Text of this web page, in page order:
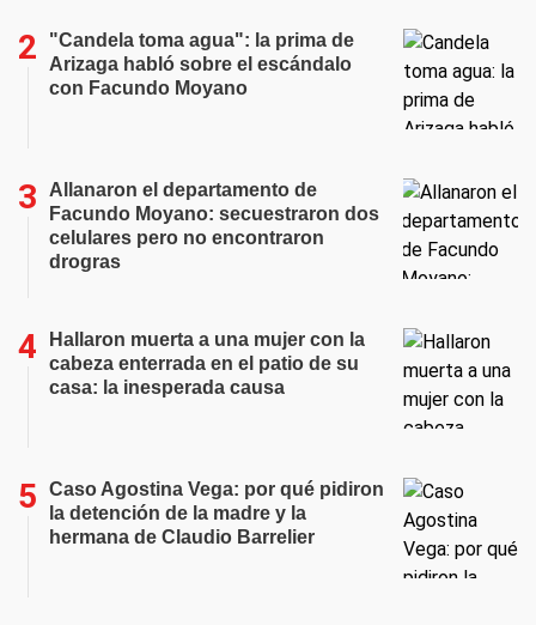
"Candela toma agua": la prima de
Arizaga habló sobre el escándalo
con Facundo Moyano
Allanaron el departamento de
Facundo Moyano: secuestraron dos
celulares pero no encontraron
drogras
Hallaron muerta a una mujer con la
cabeza enterrada en el patio de su
casa: la inesperada causa
Caso Agostina Vega: por qué pidiron
la detención de la madre y la
hermana de Claudio Barrelier